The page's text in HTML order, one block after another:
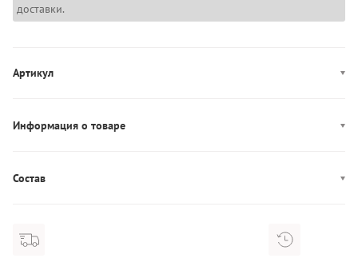
доставки.
Артикул
Информация о товаре
Декор: патч-лого
Застежка: молния, пуговица
Состав